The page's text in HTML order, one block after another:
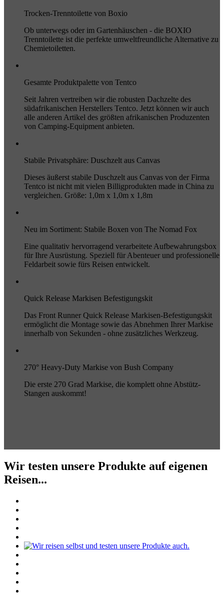
Trocken-Trenntoilette von Boxio
Ob unterwegs oder im Gartenhäuschen - die BOXIO
Trenntoilette ist die perfekte umweltfreundliche Alternative zu
Chemietoiletten.
Gesamte Produktpalette von Tentco
Seit Jahren vertreiben wir die robusten Dachzelte des
südafrikanischen Herstellers Tentco. Jetzt können wir auch
alle anderen Artikel des größten afrikanischen Produzenten
von Camping-Equipment anbieten.
Stabile Privatsphäre: Duschzelt aus Canvas
Dieses äußerst stabile Duschzelt aus Canvas von der Firma
Tentco ist nicht mit vielen Billigprodukten made in China zu
vergleichen. Größe: 1,0m x 1,0m x 1,8m
Neu im Sortiment: Stabile Boxen von The Nomad Fox
Eine qualitativ hervorragend verarbeitete Aufbewahrungsbox
für Ihre Ausrüstung. Speziell für Abenteuer und professionelle
Feldarbeit sowie fürs Reisen entwickelt.
Quick Release Markisen Befestigungskit
Das Front Runner Quick Release Markisen-Befestigungskit
ermöglicht die Montage sowie das Abnehmen Ihrer Markise
innerhalb von Sekunden - ohne zusätzliches Werkzeug.
270° Heavy-Duty Markise von Bush Company
Die erste 270 Grad Markise, die komplett ohne Abstütz-
Stangen auskommt!
Wir testen unsere Produkte auf eigenen
Reisen...